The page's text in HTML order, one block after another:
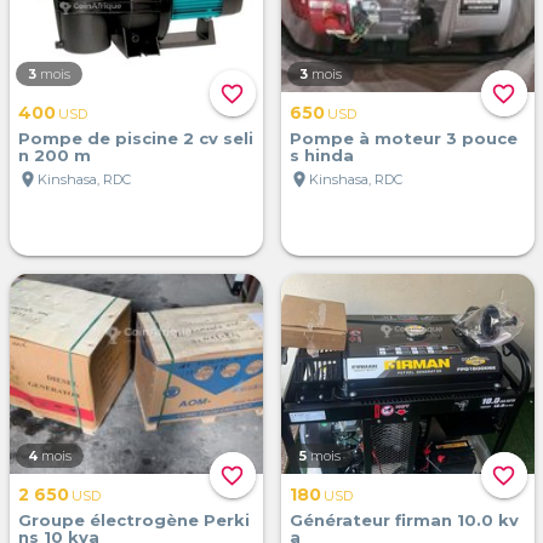
favorite_border
3 mois
400 USD
Pompe de piscine 2 cv seli
n 200 m
location_on Kinshasa, RDC
favorite_border
3 mois
650 USD
Pompe à moteur 3 pouce
s hinda
location_on Kinshasa, RDC
favorite_border
4 mois
2 650 USD
Groupe électrogène Perki
ns 10 kva
favorite_border
5 mois
180 USD
Générateur firman 10.0 kv
a